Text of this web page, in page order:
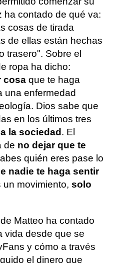
ha contado de qué va:
cosas de tirada
de ellas están hechas
trasero". Sobre el
ropa ha dicho:
cosa que te haga
una enfermedad
Dios sabe que
en los últimos tres
la sociedad . El
de no dejar que te
quién eres pase lo
nadie te haga sentir
un movimiento, solo
Matteo ha contado
vida desde que se
y cómo a través
el dinero que